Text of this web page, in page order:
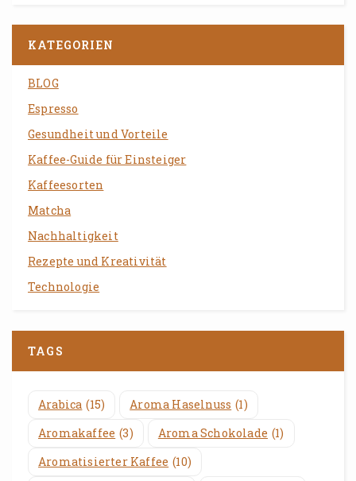
KATEGORIEN
BLOG
Espresso
Gesundheit und Vorteile
Kaffee-Guide für Einsteiger
Kaffeesorten
Matcha
Nachhaltigkeit
Rezepte und Kreativität
Technologie
TAGS
Arabica (15) Aroma Haselnuss (1)
Aromakaffee (3) Aroma Schokolade (1)
Aromatisierter Kaffee (10)